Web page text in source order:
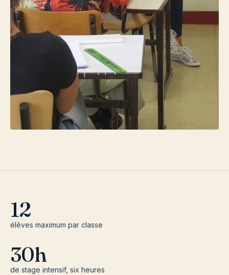
12
élèves maximum par classe
30h
de stage intensif, six heures